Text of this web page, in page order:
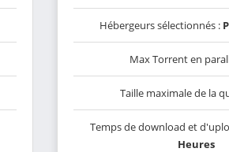
Hébergeurs sélectionnés :
Max Torrent en
Taille maximale de la
Temps de download et
Heures